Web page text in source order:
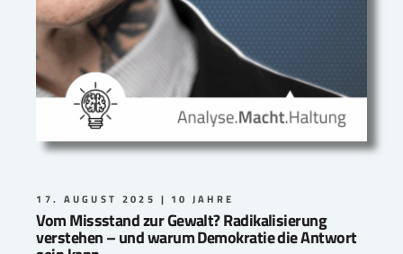
17. AUGUST 2025 10 JAHRE
Vom Missstand zur Gewalt? Radikalisierung
verstehen – und warum Demokratie die Antwort